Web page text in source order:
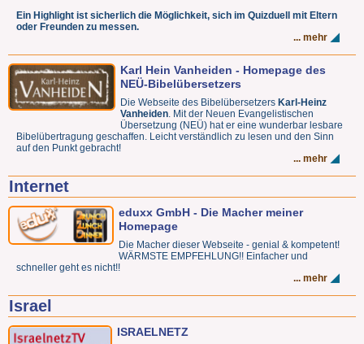
Ein Highlight ist sicherlich die Möglichkeit, sich im Quizduell mit Eltern
oder Freunden zu messen.
... mehr
Karl Hein Vanheiden - Homepage des
NEÜ-Bibelübersetzers
Die Webseite des Bibelübersetzers Karl-Heinz
Vanheiden. Mit der Neuen Evangelistischen
Übersetzung (NEÜ) hat er eine wunderbar lesbare
Bibelübertragung geschaffen. Leicht verständlich zu lesen und den Sinn
auf den Punkt gebracht!
... mehr
Internet
eduxx GmbH - Die Macher meiner
Homepage
Die Macher dieser Webseite - genial & kompetent!
WÄRMSTE EMPFEHLUNG!! Einfacher und
schneller geht es nicht!!
... mehr
Israel
ISRAELNETZ